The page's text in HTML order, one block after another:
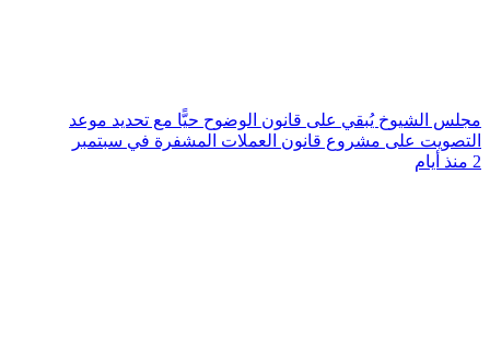
مجلس الشيوخ يُبقي على قانون الوضوح حيًّا مع تحديد موعد
التصويت على مشروع قانون العملات المشفرة في سبتمبر
2 منذ أيام